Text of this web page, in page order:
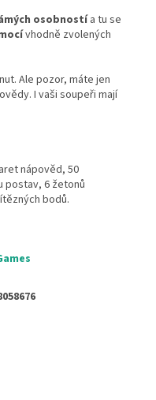
osobnostía tu se
vhodně zvolených
Ale pozor, máte jen
I vaši soupeři mají
nápověd, 50
postav, 6 žetonů
bodů.